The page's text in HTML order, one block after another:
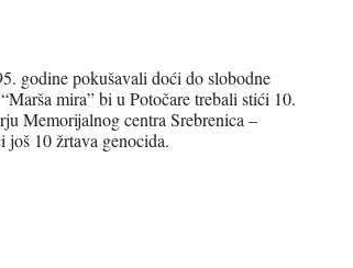
godine pokušavali doći do slobodne
mira” bi u Potočare trebali stići 10.
Memorijalnog centra Srebrenica –
10 žrtava genocida.